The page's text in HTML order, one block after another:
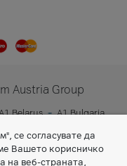
Austria Group
Belarus
A1 Bulgaria
се согласувате да
Вашето корисничко
на веб-страната,